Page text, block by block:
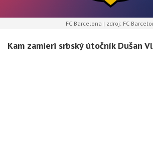
FC Barcelona | zdroj: FC
Kam zamieri srbský útočník Dušan